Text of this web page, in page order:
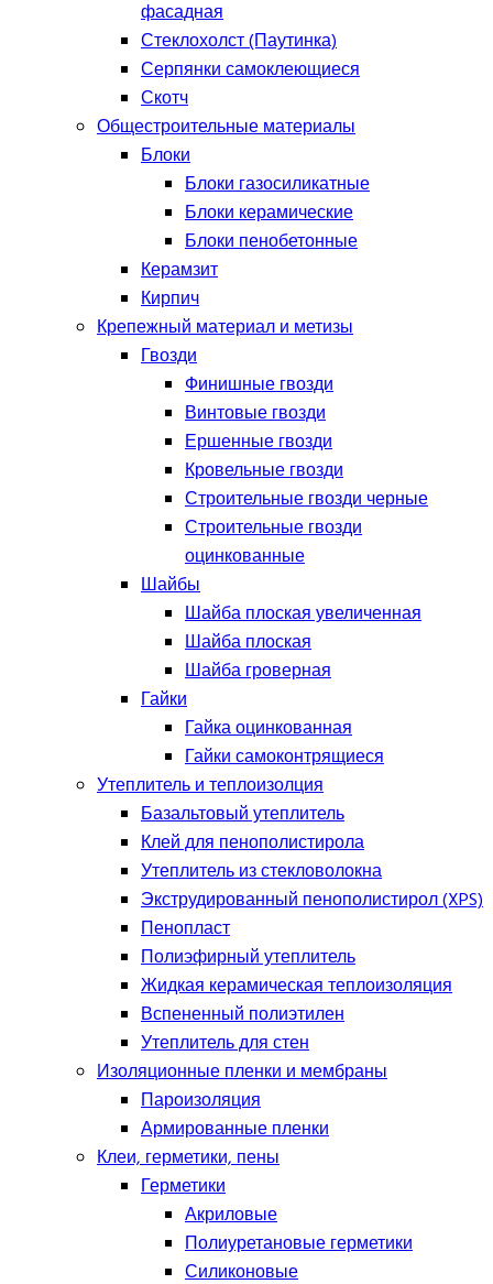
фасадная
Стеклохолст (Паутинка)
Серпянки самоклеющиеся
Скотч
Общестроительные материалы
Блоки
Блоки газосиликатные
Блоки керамические
Блоки пенобетонные
Керамзит
Кирпич
Крепежный материал и метизы
Гвозди
Финишные гвозди
Винтовые гвозди
Ершенные гвозди
Кровельные гвозди
Строительные гвозди черные
Строительные гвозди
оцинкованные
Шайбы
Шайба плоская увеличенная
Шайба плоская
Шайба гроверная
Гайки
Гайка оцинкованная
Гайки самоконтрящиеся
Утеплитель и теплоизолция
Базальтовый утеплитель
Клей для пенополистирола
Утеплитель из стекловолокна
Экструдированный пенополистирол (XPS)
Пенопласт
Полиэфирный утеплитель
Жидкая керамическая теплоизоляция
Вспененный полиэтилен
Утеплитель для стен
Изоляционные пленки и мембраны
Пароизоляция
Армированные пленки
Клеи, герметики, пены
Герметики
Акриловые
Полиуретановые герметики
Силиконовые